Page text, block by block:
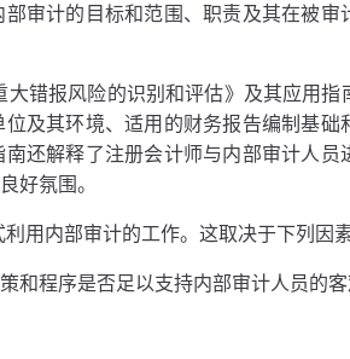
审计的目标和范围、职责及其在被审
错报风险的识别和评估》及其应用指
及其环境、适用的财务报告编制基础
还解释了注册会计师与内部审计人员
好氛围。
用内部审计的工作。这取决于下列因素
和程序是否足以支持内部审计人员的客